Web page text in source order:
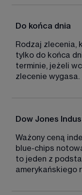
Do końca dnia
Rodzaj zlecenia,
tylko do końca
terminie, jeżeli
zlecenie wygasa.
Dow Jones
Ważony ceną
blue-chips
to jeden z
amerykańskiego